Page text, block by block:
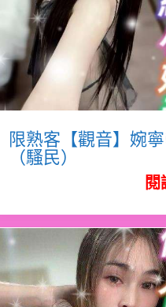
限熟客【觀音】婉寧
（騷民）
閱